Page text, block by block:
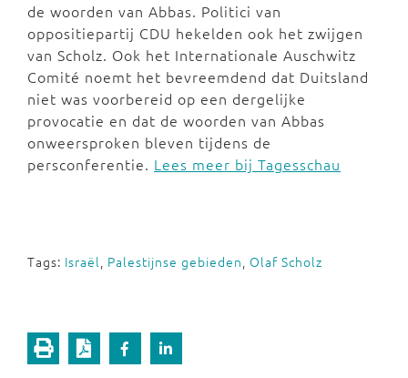
de woorden van Abbas. Politici van
oppositiepartij CDU hekelden ook het zwijgen
van Scholz. Ook het Internationale Auschwitz
Comité noemt het bevreemdend dat Duitsland
niet was voorbereid op een dergelijke
provocatie en dat de woorden van Abbas
onweersproken bleven tijdens de
persconferentie. Lees meer bij Tagesschau
Tags: Israël, Palestijnse gebieden, Olaf Scholz